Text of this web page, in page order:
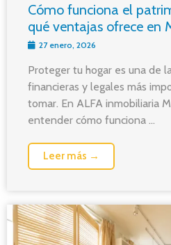
Cómo funciona el
qué ventajas ofrece en
27 enero, 2026
Proteger tu hogar es una de
financieras y legales más
tomar. En ALFA inmobiliaria
entender cómo funciona ...
Leer más →